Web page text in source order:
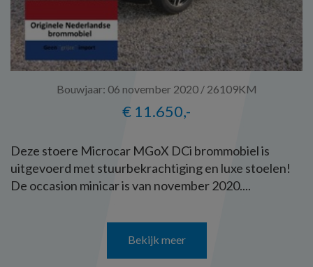
Bouwjaar: 06 november 2020 / 26109KM
€ 11.650,-
Deze stoere Microcar MGoX DCi brommobiel is
uitgevoerd met stuurbekrachtiging en luxe stoelen!
De occasion minicar is van november 2020....
Bekijk meer